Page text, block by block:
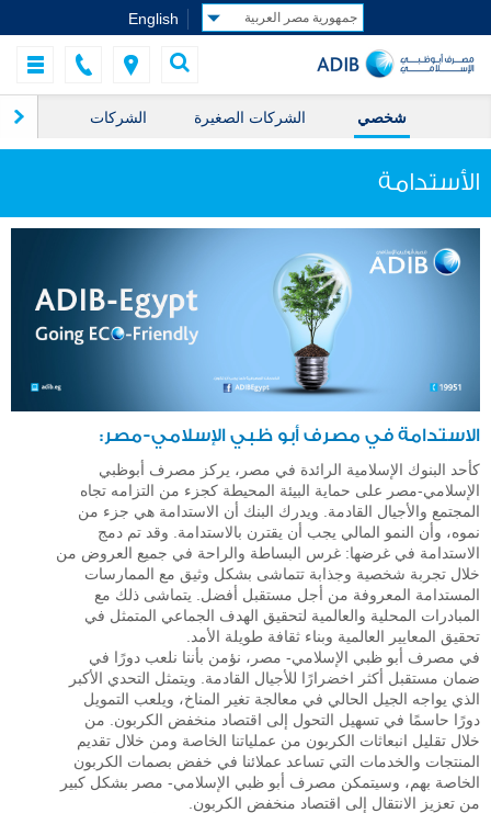
English
الشركات الشركات الصغيرة شخصي
الأستدامة
الاستدامة في مصرف أبو ظبي الإسلامي-مصر:
كأحد البنوك الإسلامية الرائدة في مصر، يركز مصرف أبوظبي
الإسلامي-مصر على حماية البيئة المحيطة كجزء من التزامه تجاه
المجتمع والأجيال القادمة. ويدرك البنك أن الاستدامة هي جزء من
نموه، وأن النمو المالي يجب أن يقترن بالاستدامة. وقد تم دمج
الاستدامة في غرضها: غرس البساطة والراحة في جميع العروض من
خلال تجربة شخصية وجذابة تتماشى بشكل وثيق مع الممارسات
المستدامة المعروفة من أجل مستقبل أفضل. يتماشى ذلك مع
المبادرات المحلية والعالمية لتحقيق الهدف الجماعي المتمثل في
تحقيق المعايير العالمية وبناء ثقافة طويلة الأمد.
في مصرف أبو ظبي الإسلامي- مصر، نؤمن بأننا نلعب دورًا في
ضمان مستقبل أكثر اخضرارًا للأجيال القادمة. ويتمثل التحدي الأكبر
الذي يواجه الجيل الحالي في معالجة تغير المناخ، ويلعب التمويل
دورًا حاسمًا في تسهيل التحول إلى اقتصاد منخفض الكربون. من
خلال تقليل انبعاثات الكربون من عملياتنا الخاصة ومن خلال تقديم
المنتجات والخدمات التي تساعد عملائنا في خفض بصمات الكربون
الخاصة بهم، وسيتمكن مصرف أبو ظبي الإسلامي- مصر بشكل كبير
من تعزيز الانتقال إلى اقتصاد منخفض الكربون.